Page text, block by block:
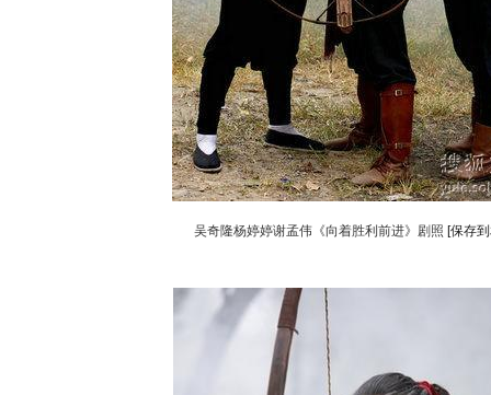
吴奇隆杨婷婷谢孟伟《向着胜利前进》剧照 [保存